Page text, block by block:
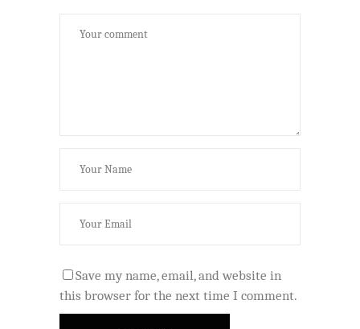
Save my name, email, and website in
this browser for the next time I comment.